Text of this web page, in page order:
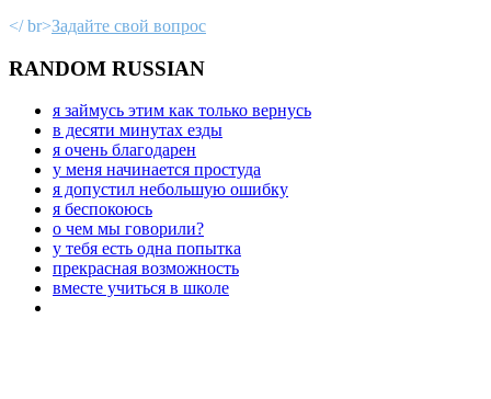
</ br>Задайте свой вопрос
RANDOM RUSSIAN
я займусь этим как только вернусь
в десяти минутах езды
я очень благодарен
у меня начинается простуда
я допустил небольшую ошибку
я беспокоюсь
о чем мы говорили?
у тебя есть одна попытка
прекрасная возможность
вместе учиться в школе